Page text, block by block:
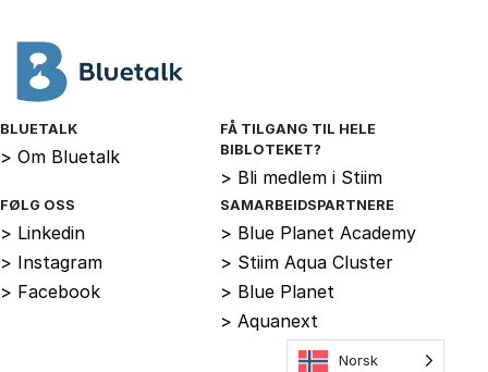
BLUETALK
> Om Bluetalk
FÅ TILGANG TIL HELE
BIBLOTEKET?
> Bli medlem i Stiim
FØLG OSS
> Linkedin
> Instagram
> Facebook
SAMARBEIDSPARTNERE
> Blue Planet Academy
> Stiim Aqua Cluster
> Blue Planet
> Aquanext
Norsk